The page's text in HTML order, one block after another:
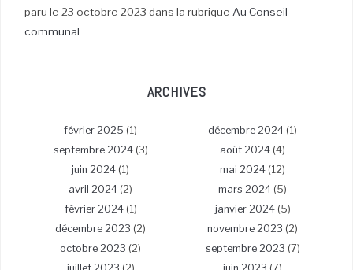
paru le 23 octobre 2023 dans la rubrique Au Conseil
communal
ARCHIVES
février 2025 (1) décembre 2024 (1)
septembre 2024(3) août 2024 (4)
juin 2024 (1) mai 2024 (12)
avril 2024 (2) mars 2024 (5)
février 2024(1) janvier 2024(5)
décembre 2023 (2) novembre 2023 (2)
octobre 2023 (2) septembre 2023 (7)